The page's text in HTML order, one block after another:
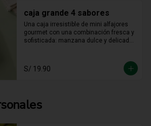
caja grande 4 sabores
Una caja irresistible de mini alfajores
gourmet con una combinación fresca y
sofisticada: manzana dulce y delicada,
equilibrio perfecto entre acidez y
dulzura en cada bocado, ideal para
S/ 19.90